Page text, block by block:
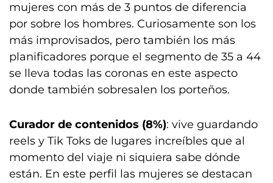
mujeres con más de 3 puntos de diferencia
por sobre los hombres. Curiosamente son los
más improvisados, pero también los más
planificadores porque el segmento de 35 a 44
se lleva todas las coronas en este aspecto
donde también sobresalen los porteños.
Curador de contenidos (8%): vive guardando
reels y Tik Toks de lugares increíbles que al
momento del viaje ni siquiera sabe dónde
están. En este perfil las mujeres se destacan